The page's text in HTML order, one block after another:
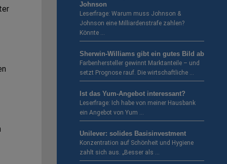
Johnson
Leserfrage: Warum muss Johnson &
Johnson eine Milliardenstrafe zahlen?
Könnte …
Sherwin-Williams gibt ein gutes Bild ab
Farbenhersteller gewinnt Marktanteile – und
setzt Prognose rauf. Die wirtschaftliche …
Ist das Yum-Angebot interessant?
Leserfrage: Ich habe von meiner Hausbank
ein Angebot von Yum …
Unilever: solides Basisinvestment
Konzentration auf Schönheit und Hygiene
zahlt sich aus. „Besser als …